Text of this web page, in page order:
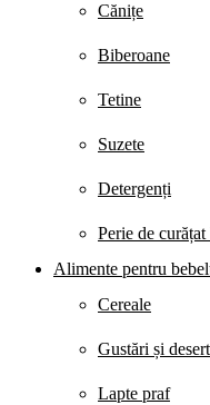
Cănițe
Biberoane
Tetine
Suzete
Detergenți
Perie de
Alimente pentru
Cereale
Gustări și
Lapte praf